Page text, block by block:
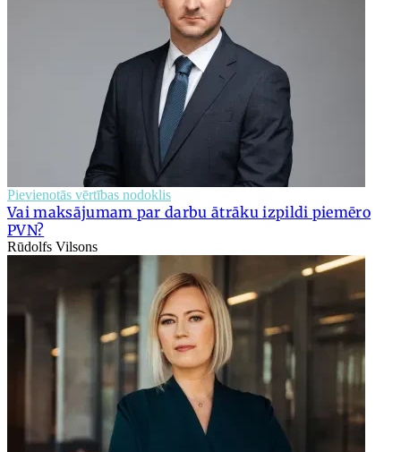
Pievienotās vērtības nodoklis
Vai maksājumam par darbu ātrāku izpildi piemēro
PVN?
Rūdolfs Vilsons